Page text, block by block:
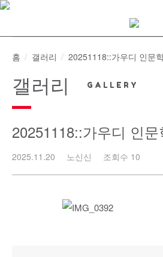
Skip
홈 갤러리 20251118::가우디 인문
갤러리
20251118::가우디 인
2025.11.20 노신신 조회수 10